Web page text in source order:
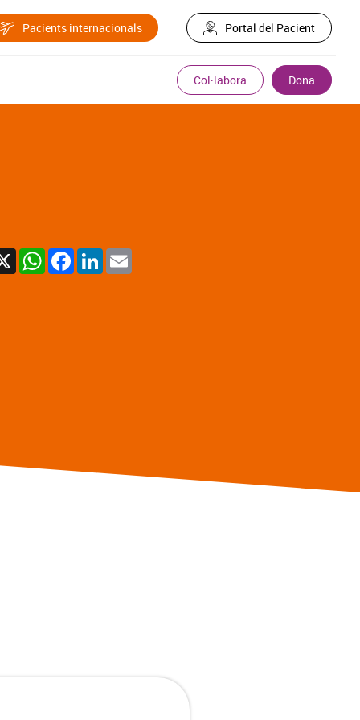
Pacients internacionals Portal del Pacient
Col·labora Dona
X WhatsAppFacebook
LinkedIn